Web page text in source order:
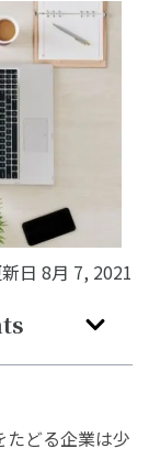
日 8月 7, 2021
どる企業は少